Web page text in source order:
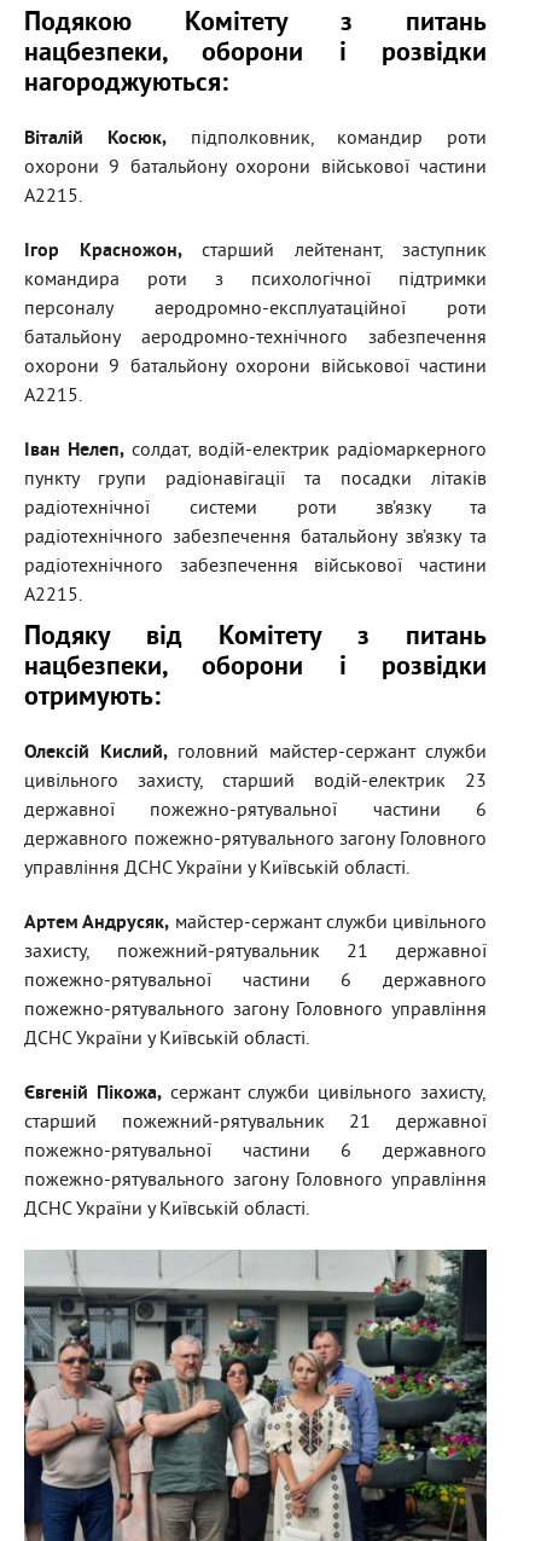
Подякою Комітету з питань
нацбезпеки, оборони і розвідки
нагороджуються:
Віталій Косюк,підполковник, командир роти
охорони 9 батальйону охорони військової частини
А2215.
Ігор Красножон,старший лейтенант, заступник
командира роти з психологічної підтримки
персоналу аеродромно-експлуатаційної роти
батальйону аеродромно-технічного забезпечення
охорони 9 батальйону охорони військової частини
А2215.
Іван Нелеп, солдат, водій-електрик радіомаркерного
пункту групи радіонавігації та посадки літаків
радіотехнічної системи роти зв’язку та
радіотехнічного забезпечення батальйону зв’язку та
радіотехнічного забезпечення військової частини
А2215.
Подяку від Комітету з питань
нацбезпеки, оборони і розвідки
отримують:
Олексій Кислий,головний майстер-сержант служби
цивільного захисту, старший водій-електрик 23
державної пожежно-рятувальної частини 6
державного пожежно-рятувального загону Головного
управління ДСНС України у Київській області.
Артем Андрусяк, майстер-сержант служби цивільного
захисту, пожежний-рятувальник 21 державної
пожежно-рятувальної частини 6 державного
пожежно-рятувального загону Головного управління
ДСНС України у Київській області.
Євгеній Пікожа,сержант служби цивільного захисту,
старший пожежний-рятувальник 21 державної
пожежно-рятувальної частини 6 державного
пожежно-рятувального загону Головного управління
ДСНС України у Київській області.